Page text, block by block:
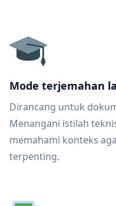
Mode terjemahan
Dirancang untuk
Menangani istilah
memahami konteks
terpenting.